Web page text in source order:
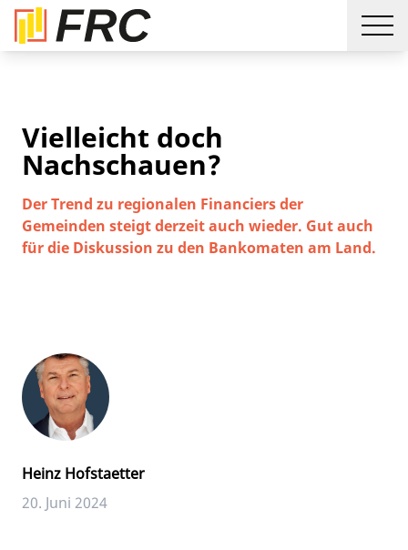
Vielleicht doch
Nachschauen?
Der Trend zu regionalen Financiers der
Gemeinden steigt derzeit auch wieder. Gut auch
für die Diskussion zu den Bankomaten am Land.
Heinz Hofstaetter
20. Juni 2024